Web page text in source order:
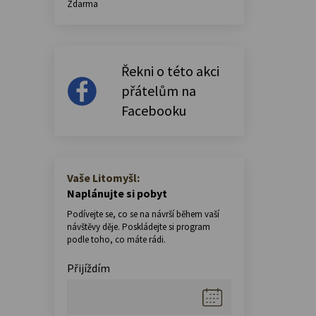
Zdarma
Řekni o této akci
přátelům na
Facebooku
Vaše Litomyšl:
Naplánujte si pobyt
Podívejte se, co se na návrší během vaší
návštěvy děje. Poskládejte si program
podle toho, co máte rádi.
Přijíždím